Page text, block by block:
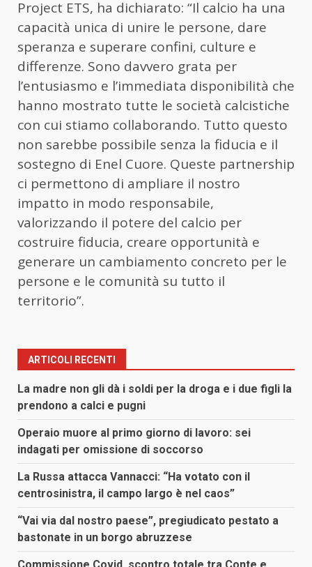
Project ETS, ha dichiarato: “Il calcio ha una
capacità unica di unire le persone, dare
speranza e superare confini, culture e
differenze. Sono davvero grata per
l’entusiasmo e l’immediata disponibilità che
hanno mostrato tutte le società calcistiche
con cui stiamo collaborando. Tutto questo
non sarebbe possibile senza la fiducia e il
sostegno di Enel Cuore. Queste partnership
ci permettono di ampliare il nostro
impatto in modo responsabile,
valorizzando il potere del calcio per
costruire fiducia, creare opportunità e
generare un cambiamento concreto per le
persone e le comunità su tutto il
territorio”.
ARTICOLI RECENTI
La madre non gli dà i soldi per la droga e i due figli la
prendono a calci e pugni
Operaio muore al primo giorno di lavoro: sei
indagati per omissione di soccorso
La Russa attacca Vannacci: “Ha votato con il
centrosinistra, il campo largo è nel caos”
“Vai via dal nostro paese”, pregiudicato pestato a
bastonate in un borgo abruzzese